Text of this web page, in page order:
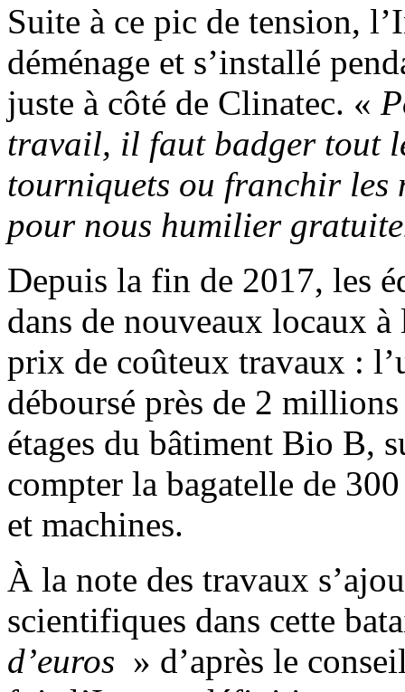
Suite à ce pic de tension,
déménage et s’installé
juste à côté de Clinatec. «
travail, il faut badger tout
tourniquets ou franchir les
pour nous humilier
Depuis la fin de 2017, les
dans de nouveaux locaux
prix de coûteux travaux :
déboursé près de 2
étages du bâtiment Bio B,
compter la bagatelle de
et machines.
À la note des travaux
scientifiques dans cette
d’euros » d’après le